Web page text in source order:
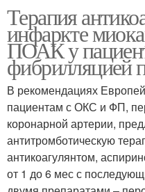
Терапия
инфаркте
ПОАК у
фибрилляцией
В рекомендациях
пациентам с ОКС и ФП,
коронарной артерии,
антитромботическую
антикоагулянтом,
от 1 до 6 мес с